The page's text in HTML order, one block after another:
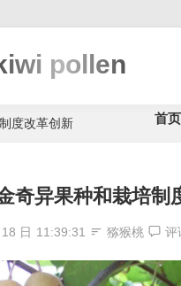
pollen
首页
度改革创新
奇异果种和栽培制
日 11:39:31 猕猴桃 评